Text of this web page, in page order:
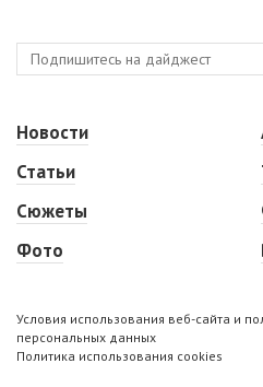
Новости
Статьи
Сюжеты
Фото
Условия использования веб-сайта и
персональных данных
Политика использования cookies